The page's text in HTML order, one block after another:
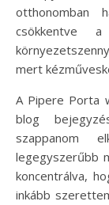
otthonomban
csökkentve
mert
A Pipere Porta
blog
szappanom
legegyszerűbb
koncentrálva,
inkább